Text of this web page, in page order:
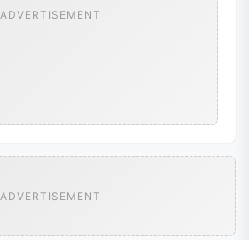
ADVERTISEMENT
ADVERTISEMENT